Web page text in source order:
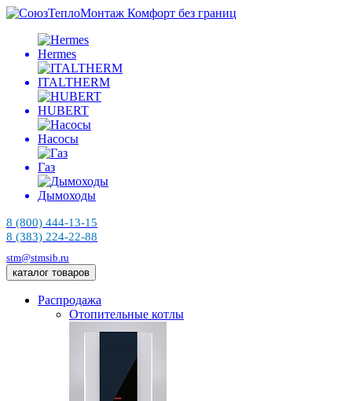
Комфорт без границ
Hermes
ITALTHERM
HUBERT
Насосы
Газ
Дымоходы
8 (800) 444-13-15
8 (383) 224-22-88
stm@stmsib.ru
каталог товаров
Распродажа
Отопительные котлы